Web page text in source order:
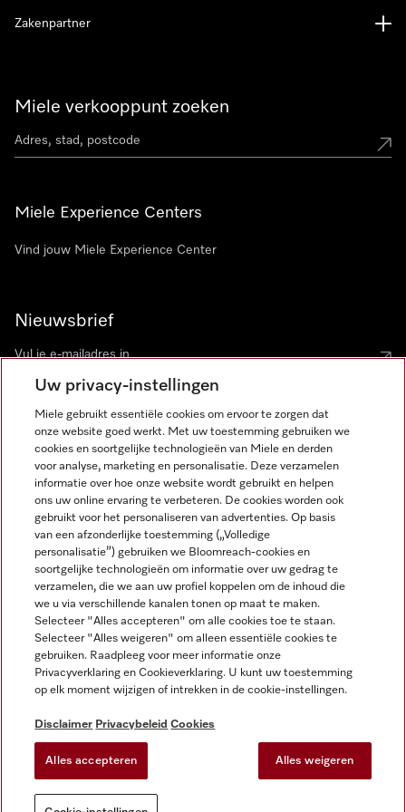
Miele verkooppunt zoeken
Miele Experience Centers
Vind jouw Miele Experience Center
Nieuwsbrief
Zakenpartner
Disclaimer
Algemene voorwaarden en informatie
Privacybeleid
Gebruiksvoorwaarden
Toegankelijkheidsverklaring
Digital Services Act
Cookie-instellingen
Miele op Instagram
Miele op Facebook
Miele op Youtube
Uw privacy-instellingen
Miele gebruikt essentiële cookies om ervoor te zorgen dat
onze website goed werkt. Met uw toestemming gebruiken we
cookies en soortgelijke technologieën van Miele en derden
voor analyse, marketing en personalisatie. Deze verzamelen
informatie over hoe onze website wordt gebruikt en helpen
ons uw online ervaring te verbeteren. De cookies worden ook
gebruikt voor het personaliseren van advertenties. Op basis
van een afzonderlijke toestemming („Volledige
personalisatie”) gebruiken we Bloomreach-cookies en
soortgelijke technologieën om informatie over uw gedrag te
verzamelen, die we aan uw profiel koppelen om de inhoud die
we u via verschillende kanalen tonen op maat te maken.
Selecteer "Alles accepteren" om alle cookies toe te staan.
Selecteer "Alles weigeren" om alleen essentiële cookies te
gebruiken. Raadpleeg voor meer informatie onze
Privacyverklaring en Cookieverklaring. U kunt uw toestemming
op elk moment wijzigen of intrekken in de cookie-instellingen.
Disclaimer Privacybeleid Cookies
Alles accepteren Alles weigeren